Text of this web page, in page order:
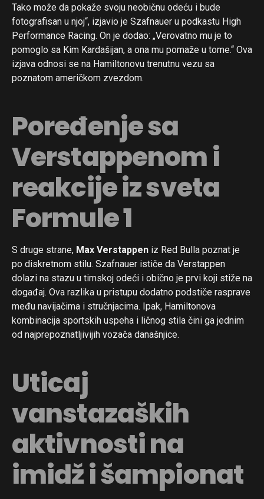
Tako može da pokaže svoju neobičnu odeću i bude
fotografisan u njoj“, izjavio je Szafnauer u podkastu High
Performance Racing. On je dodao: „Verovatno mu je to
pomoglo sa Kim Kardašijan, a ona mu pomaže u tome.“ Ova
izjava odnosi se na Hamiltonovu trenutnu vezu sa
poznatom američkom zvezdom.
Poređenje sa
Verstappenom i
reakcije iz sveta
Formule 1
S druge strane, Max Verstappen iz Red Bulla poznat je
po diskretnom stilu. Szafnauer ističe da Verstappen
dolazi na stazu u timskoj odeći i obično je prvi koji stiže na
događaj. Ova razlika u pristupu dodatno podstiče rasprave
među navijačima i stručnjacima. Ipak, Hamiltonova
kombinacija sportskih uspeha i ličnog stila čini ga jednim
od najprepoznatljivijih vozača današnjice.
Uticaj
vanstazaških
aktivnosti na
imidž i šampionat